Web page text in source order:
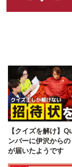
【クイズを解け】
ンバーに伊沢からの
が届いたようです